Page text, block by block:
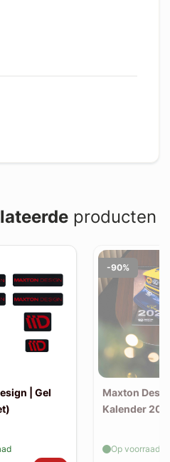
producten
| Gel
-90%
Maxton
Kalender
Op voorraad